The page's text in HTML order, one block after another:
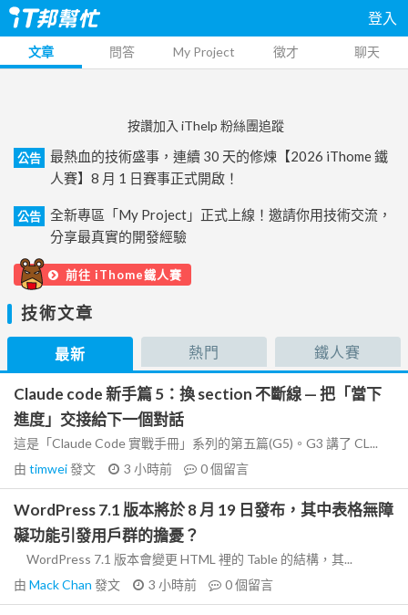
登入
文章 問答 My Project 徵才 聊天
按讚加入 iThelp 粉絲團追蹤
公告
最熱血的技術盛事，連續 30 天的修煉【2026 iThome 鐵
人賽】8 月 1 日賽事正式開啟！
公告
全新專區「My Project」正式上線！邀請你用技術交流，
分享最真實的開發經驗
前往 iThome鐵人賽
技術文章
最新 熱門 鐵人賽
Claude code 新手篇 5：換 section 不斷線 — 把「當下
進度」交接給下一個對話
這是「Claude Code 實戰手冊」系列的第五篇(G5)。G3 講了 CL...
由 timwei發文 3 小時前 0個留言
WordPress 7.1 版本將於 8 月 19 日發布，其中表格無障
礙功能引發用戶群的擔憂？
WordPress 7.1 版本會變更 HTML 裡的 Table 的結構，其...
由 Mack Chan 發文 3 小時前 0個留言